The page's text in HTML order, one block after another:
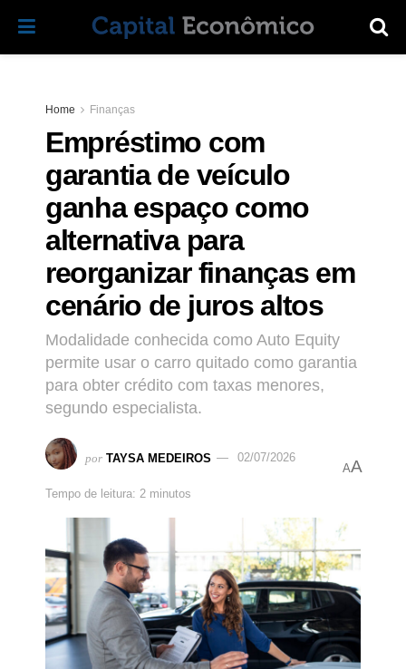
Home Finanças
Empréstimo com
garantia de veículo
ganha espaço como
alternativa para
reorganizar finanças em
cenário de juros altos
Modalidade conhecida como Auto Equity
permite usar o carro quitado como garantia
para obter crédito com taxas menores,
segundo especialista.
por TAYSA MEDEIROS 02/07/2026
Tempo de leitura: 2 minutos
AA